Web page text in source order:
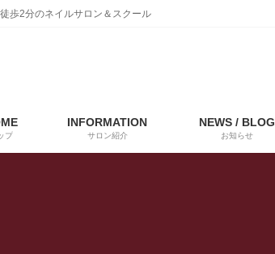
歩2分のネイルサロン＆スクール
プ
INFORMATION
サロン紹介
NEWS / BLOG
お知らせ